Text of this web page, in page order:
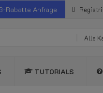
Rabatte Anfrage
Alle
TUTORIALS